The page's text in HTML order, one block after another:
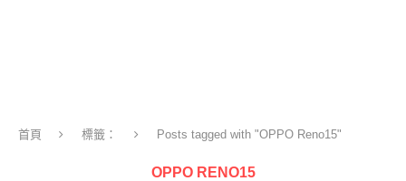
首頁 標籤： Posts tagged with "OPPO Reno15"
OPPO RENO15